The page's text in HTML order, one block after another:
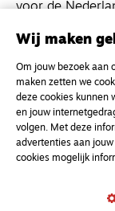
voor de
Magazine
Kvk-nummer
NL46 INGB
Wij maken
Om jouw bezoek aan
maken zetten we
deze cookies kunnen
en jouw
volgen. Met deze
advertenties aan
cookies mogelijk